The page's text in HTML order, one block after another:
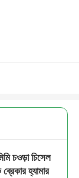
চওড়া চিসেল
হ্যামার